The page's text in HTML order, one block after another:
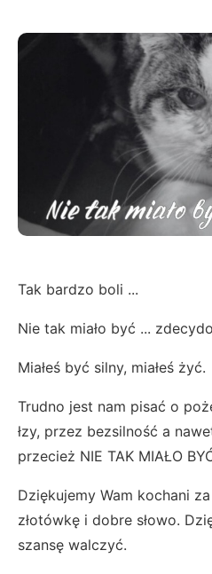
Tak bardzo boli ...
Nie tak miało być ...
Miałeś być silny, miałeś żyć.
Trudno jest nam pisać o
łzy, przez bezsilność a
przecież NIE TAK MIAŁO
Dziękujemy Wam kochani
złotówkę i dobre słowo.
szansę walczyć.